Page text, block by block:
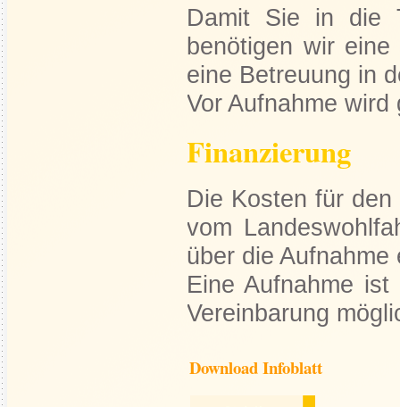
Damit Sie in die
benötigen wir
eine Betreuung in
Vor Aufnahme
Finanzierung
Die Kosten für
vom
über die Aufnahme
Eine Aufnahme
Download Infoblatt